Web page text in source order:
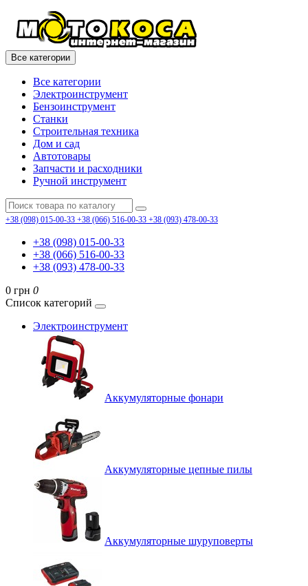
Все категории
Все категории
Электроинструмент
Бензоинструмент
Станки
Строительная техника
Дом и сад
Автотовары
Запчасти и расходники
Ручной инструмент
+38 (098) 015-00-33 +38 (066) 516-00-33 +38 (093) 478-00-33
+38 (098) 015-00-33
+38 (066) 516-00-33
+38 (093) 478-00-33
0 грн 0
Список категорий
Электроинструмент
Аккумуляторные фонари
Аккумуляторные цепные пилы
Аккумуляторные шуруповерты